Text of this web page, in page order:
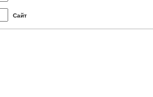
Сайт